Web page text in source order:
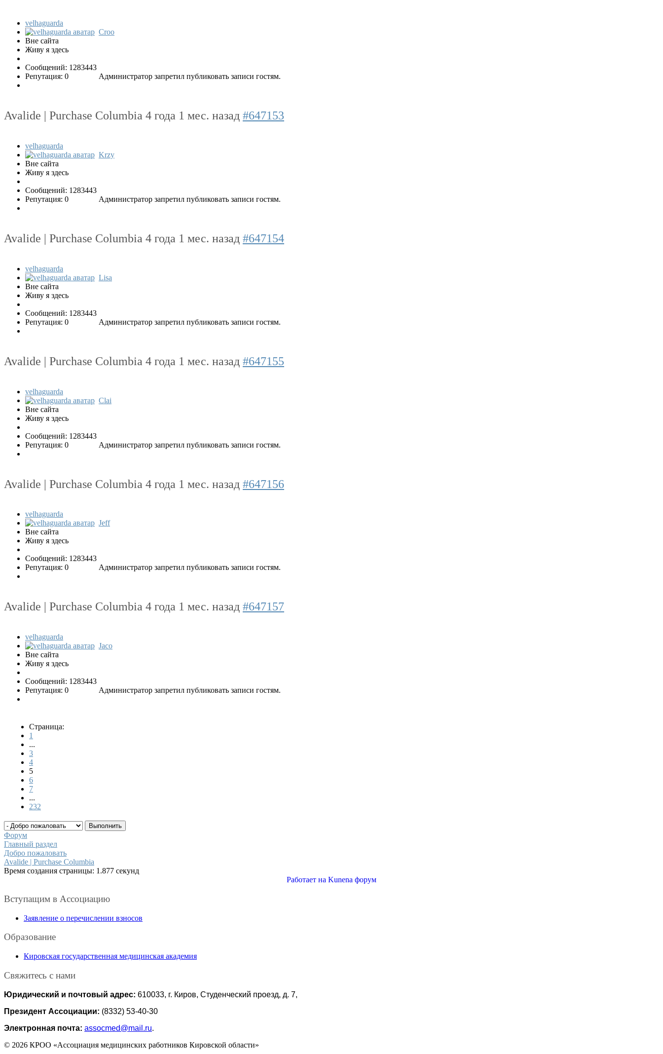
velhaguarda
Вне сайта
Живу я здесь
Сообщений: 1283443
Репутация: 0
Croo
Администратор запретил публиковать записи гостям.
Avalide | Purchase Columbia 4 года 1 мес. назад #647153
velhaguarda
Вне сайта
Живу я здесь
Сообщений: 1283443
Репутация: 0
Krzy
Администратор запретил публиковать записи гостям.
Avalide | Purchase Columbia 4 года 1 мес. назад #647154
velhaguarda
Вне сайта
Живу я здесь
Сообщений: 1283443
Репутация: 0
Lisa
Администратор запретил публиковать записи гостям.
Avalide | Purchase Columbia 4 года 1 мес. назад #647155
velhaguarda
Вне сайта
Живу я здесь
Сообщений: 1283443
Репутация: 0
Clai
Администратор запретил публиковать записи гостям.
Avalide | Purchase Columbia 4 года 1 мес. назад #647156
velhaguarda
Вне сайта
Живу я здесь
Сообщений: 1283443
Репутация: 0
Jeff
Администратор запретил публиковать записи гостям.
Avalide | Purchase Columbia 4 года 1 мес. назад #647157
velhaguarda
Вне сайта
Живу я здесь
Сообщений: 1283443
Репутация: 0
Jaco
Администратор запретил публиковать записи гостям.
Страница:
1
...
3
4
5
6
7
...
232
Форум
Главный раздел
Добро пожаловать
Avalide | Purchase Columbia
Время создания страницы: 1.877 секунд
Работает на Kunena форум
Вступащим в Ассоциацию
Заявление о перечислении взносов
Образование
Кировская государственная медицинская академия
Свяжитесь с нами
Юридический и почтовый адрес: 610033, г. Киров, Студенческий проезд, д. 7,
Президент Ассоциации: (8332) 53-40-30
Электронная почта: assocmed@mail.ru.
© 2026 КРОО «Ассоциация медицинских работников Кировской области»